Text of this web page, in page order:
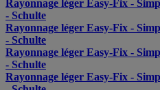
Rayonnage léger Easy-Fix -
- Schulte
Rayonnage léger Easy-Fix -
- Schulte
Rayonnage léger Easy-Fix -
- Schulte
Rayonnage léger Easy-Fix -